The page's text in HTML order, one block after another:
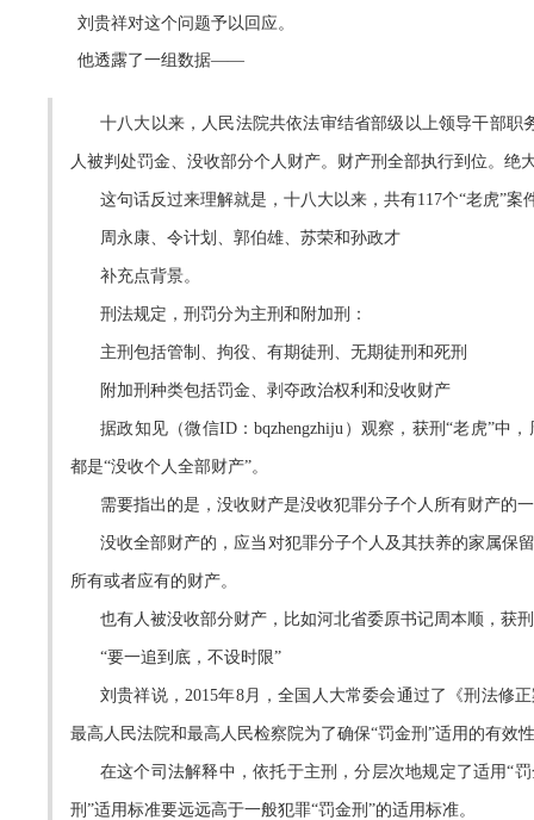
刘贵祥对这个问题予以回应。
他透露了一组数据——
十八大以来，人民法院共依法审结省部级以上领导干部职
人被判处罚金、没收部分个人财产。财产刑全部执行到位。绝
这句话反过来理解就是，十八大以来，共有117个“老虎”
周永康、令计划、郭伯雄、苏荣和孙政才
补充点背景。
刑法规定，刑罚分为主刑和附加刑：
主刑包括管制、拘役、有期徒刑、无期徒刑和死刑
附加刑种类包括罚金、剥夺政治权利和没收财产
据政知见（微信ID：bqzhengzhiju）观察，获刑“老虎”中
都是“没收个人全部财产”。
需要指出的是，没收财产是没收犯罪分子个人所有财产的
没收全部财产的，应当对犯罪分子个人及其扶养的家属保
所有或者应有的财产。
也有人被没收部分财产，比如河北省委原书记周本顺，获
“要一追到底，不设时限”
刘贵祥说，2015年8月，全国人大常委会通过了《刑法修
最高人民法院和最高人民检察院为了确保“罚金刑”适用的有效
在这个司法解释中，依托于主刑，分层次地规定了适用“
刑”适用标准要远远高于一般犯罪“罚金刑”的适用标准。